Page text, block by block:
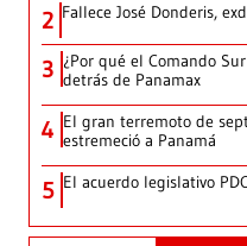
2 Fallece José Donderis,
3 ¿Por qué el Comando
detrás de Panamax
4 El gran terremoto de
estremeció a Panamá
5 El acuerdo legislativo